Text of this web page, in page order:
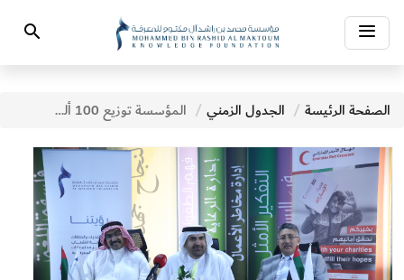
Toggle
navigation
Search
الصفحة الرئيسة الجدول الزمني المؤسسة توزيع 100 ألف كتاب ضمن حملة أمة تقرأ